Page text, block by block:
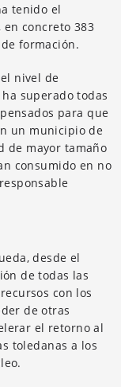
tenido el
concreto 383
formación.
nivel de
superado todas
para que
un municipio de
de mayor tamaño
consumido en no
desde el
de todas las
con los
de otras
el retorno al
toledanas a los